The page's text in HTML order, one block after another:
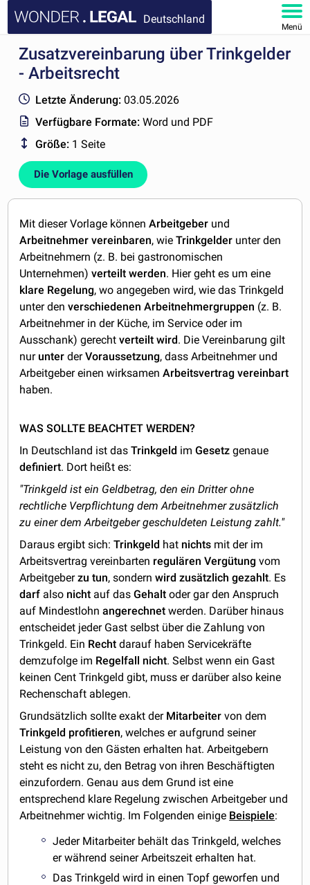
Deutschland
Menü
HOMEPAGE
FAQ
KONTAKT
MEIN KONTO
Zusatzvereinbarung über Trinkgelder
- Arbeitsrecht
Letzte Änderung: 03.05.2026
Verfügbare Formate:Word und PDF
Größe: 1 Seite
Die Vorlage ausfüllen
Mit dieser Vorlage könnenArbeitgeber und
Arbeitnehmer vereinbaren, wieTrinkgelder unter den
Arbeitnehmern (z. B. bei gastronomischen
Unternehmen)verteilt werden. Hier geht es um eine
klare Regelung, wo angegeben wird, wie das Trinkgeld
unter denverschiedenen Arbeitnehmergruppen (z. B.
Arbeitnehmer in der Küche, im Service oder im
Ausschank) gerechtverteilt wird. Die Vereinbarung gilt
nur unter derVoraussetzung, dass Arbeitnehmer und
Arbeitgeber einen wirksamenArbeitsvertrag vereinbart
haben.
WAS SOLLTE BEACHTET WERDEN?
In Deutschland ist dasTrinkgeld imGesetz genaue
definiert. Dort heißt es:
"Trinkgeld ist ein Geldbetrag, den ein Dritter ohne
rechtliche Verpflichtung dem Arbeitnehmer zusätzlich
zu einer dem Arbeitgeber geschuldeten Leistung zahlt."
Daraus ergibt sich:Trinkgeld hat nichts mit der im
Arbeitsvertrag vereinbarten regulären Vergütung vom
Arbeitgeberzu tun, sondernwird zusätzlich gezahlt. Es
darf also nicht auf dasGehalt oder gar den Anspruch
auf Mindestlohnangerechnet werden. Darüber hinaus
entscheidet jeder Gast selbst über die Zahlung von
Trinkgeld. Ein Recht darauf haben Servicekräfte
demzufolge im Regelfall nicht. Selbst wenn ein Gast
keinen Cent Trinkgeld gibt, muss er darüber also keine
Rechenschaft ablegen.
Grundsätzlich sollte exakt der Mitarbeiter von dem
Trinkgeld profitieren, welches er aufgrund seiner
Leistung von den Gästen erhalten hat. Arbeitgebern
steht es nicht zu, den Betrag von ihren Beschäftigten
einzufordern. Genau aus dem Grund ist eine
entsprechend klare Regelung zwischen Arbeitgeber und
Arbeitnehmer wichtig. Im Folgenden einige Beispiele:
Jeder Mitarbeiter behält das Trinkgeld, welches
er während seiner Arbeitszeit erhalten hat.
Das Trinkgeld wird in einen Topf geworfen und